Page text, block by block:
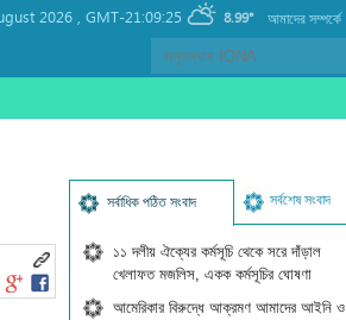
2026 , GMT-21:09:25 8.99° আমাদের সম্পর্কে
সর্বাধিক পঠিত সংবাদ সর্বশেষ সংবাদ
১১ দলীয় ঐক্যের কর্মসূচি থেকে সরে দাঁড়াল
খেলাফত মজলিস, একক কর্মসূচির ঘোষণা
আমেরিকার বিরুদ্ধে আক্রমণ আমাদের আইনি ও